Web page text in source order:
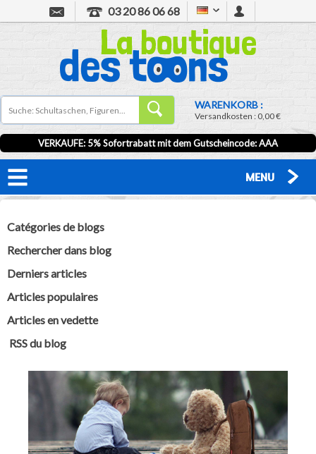
03 20 86 06 68
WARENKORB :
Versandkosten :0,00 €
VERKAUFE: 5% Sofortrabatt mit dem Gutscheincode:AAA
MENU
Catégories de blogs
Rechercher dans blog
Derniers articles
Articles populaires
Articles en vedette
RSS du blog